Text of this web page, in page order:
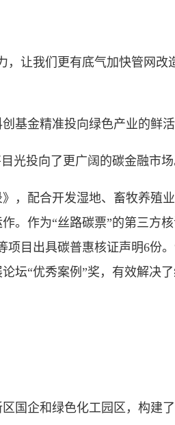
让我们更有底气加快管网改
金精准投向绿色产业的鲜活
投向了更广阔的碳金融市场
配合开发湿地、畜牧养殖
。作为“丝路碳票”的第三方
目出具碳普惠核证声明6份
坛“优秀案例”奖，有效解决
企和绿色化工园区，构建